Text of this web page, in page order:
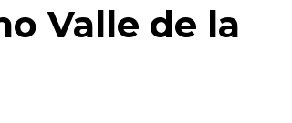
Valle de la